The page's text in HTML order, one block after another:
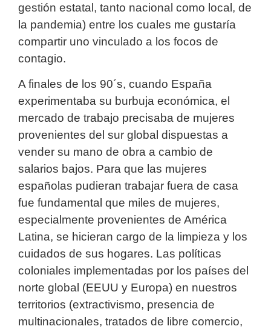
gestión estatal, tanto nacional como local, de
la pandemia) entre los cuales me gustaría
compartir uno vinculado a los focos de
contagio.
A finales de los 90´s, cuando España
experimentaba su burbuja económica, el
mercado de trabajo precisaba de mujeres
provenientes del sur global dispuestas a
vender su mano de obra a cambio de
salarios bajos. Para que las mujeres
españolas pudieran trabajar fuera de casa
fue fundamental que miles de mujeres,
especialmente provenientes de América
Latina, se hicieran cargo de la limpieza y los
cuidados de sus hogares. Las políticas
coloniales implementadas por los países del
norte global (EEUU y Europa) en nuestros
territorios (extractivismo, presencia de
multinacionales, tratados de libre comercio,